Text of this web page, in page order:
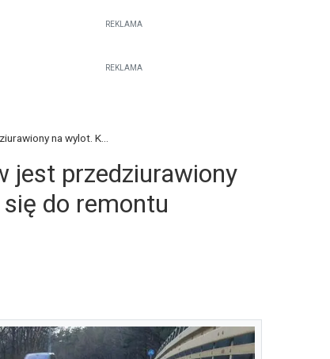
REKLAMA
REKLAMA
na wylot. K...
jest przedziurawiony
do remontu